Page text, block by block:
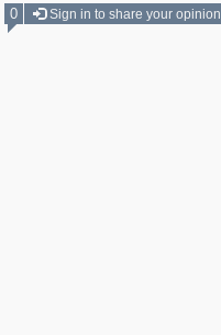
0
Sign in to share your opinion